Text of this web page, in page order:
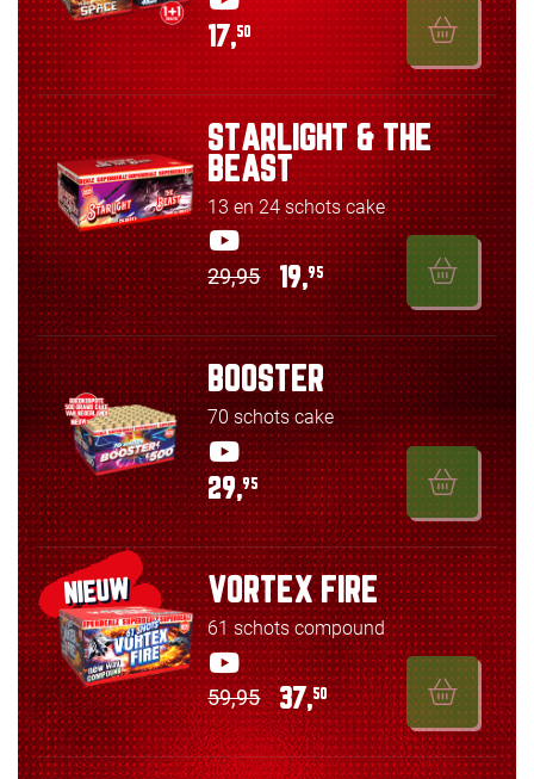
17,50
STARLIGHT & THE
BEAST
13 en 24 schots cake
29,95 19,95
BOOSTER
70 schots cake
29,95
NIEUW VORTEX FIRE
61 schots compound
59,95 37,50